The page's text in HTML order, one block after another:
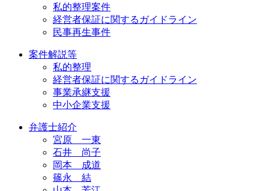
私的整理案件
経営者保証に関するガイドライン
民事再生事件
案件解説等
私的整理
経営者保証に関するガイドライン
事業承継支援
中小企業支援
弁護士紹介
宮原 一東
石井 尚子
岡本 成道
篠永 結